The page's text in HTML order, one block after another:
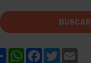
BUSCAR
Share WhatsAppFacebook
Twitter